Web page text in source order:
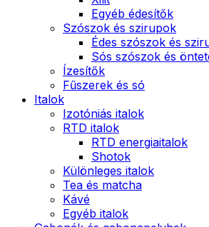
Egyéb édesítők
Szószok és szirupok
Édes szószok és
Sós szószok és
Ízesítők
Fűszerek és só
Italok
Izotóniás italok
RTD italok
RTD energiaitalok
Shotok
Különleges italok
Tea és matcha
Kávé
Egyéb italok